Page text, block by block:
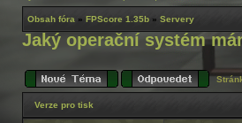
Obsah fóra » FPScore 1.35b » Servery
Jaký operační systém
Verze pro tisk